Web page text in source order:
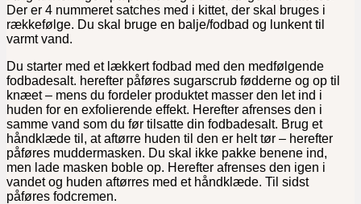
Der er 4 nummeret satches med i kittet, der skal bruges i
rækkefølge. Du skal bruge en balje/fodbad og lunkent til
varmt vand.
Du starter med et lækkert fodbad med den medfølgende
fodbadesalt. herefter påføres sugarscrub fødderne og op til
knæet – mens du fordeler produktet masser den let ind i
huden for en exfolierende effekt. Herefter afrenses den i
samme vand som du før tilsatte din fodbadesalt. Brug et
håndklæde til, at aftørre huden til den er helt tør – herefter
påføres muddermasken. Du skal ikke pakke benene ind,
men lade masken boble op. Herefter afrenses den igen i
vandet og huden aftørres med et håndklæde. Til sidst
påføres fodcremen.